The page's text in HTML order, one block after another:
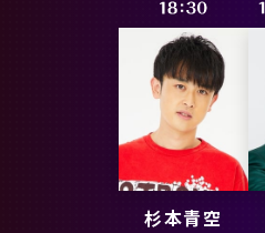
杉本青空